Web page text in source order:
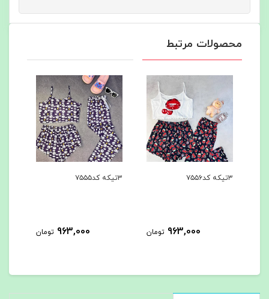
محصولات مرتبط
۳تیکه کد۷۵۵۶
963,000 تومان
۳تیکه کد۷۵۵۵
963,000 تومان